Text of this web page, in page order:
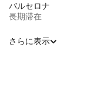
バルセロナ
長期滞在
さらに表示